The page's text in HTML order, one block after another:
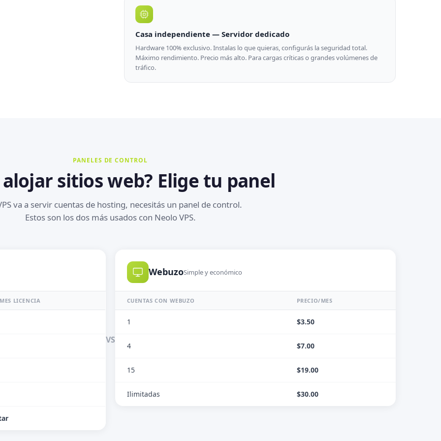
Casa independiente — Servidor dedicado
Hardware 100% exclusivo. Instalas lo que quieras, configurás la seguridad total.
Máximo rendimiento. Precio más alto. Para cargas críticas o grandes volúmenes de
tráfico.
PANELES DE CONTROL
alojar sitios web? Elige tu panel
va a servir cuentas de hosting, necesitás un panel de control.
Estos son los dos más usados con Neolo VPS.
LICENCIA
VS
WebuzoSimple y económico
CUENTAS CON WEBUZO PRECIO/MES
1 $3.50
4 $7.00
15 $19.00
Ilimitadas $30.00